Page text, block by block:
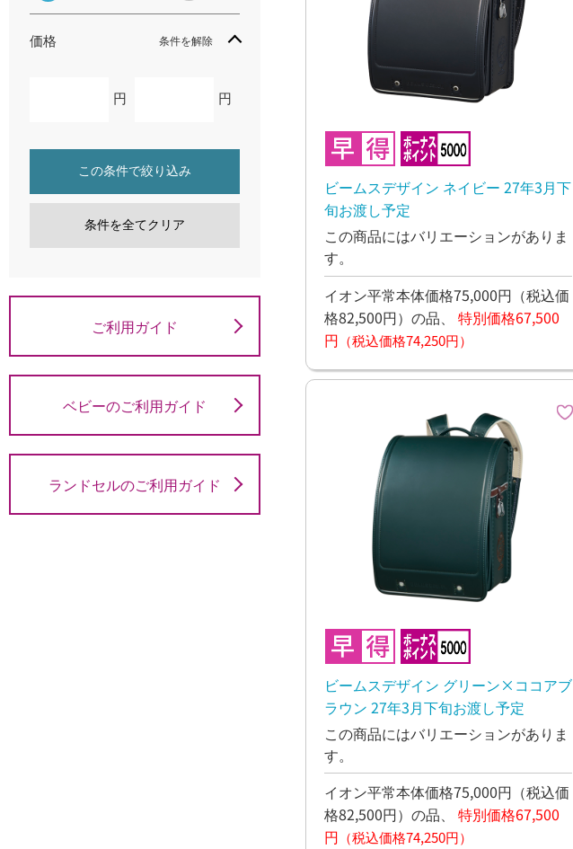
価格 条件を解除
円 円
この条件で絞り込み
条件を全てクリア
ご利用ガイド
ベビーのご利用ガイド
ランドセルのご利用ガイド
ビームスデザイン ネイビー 27年3月下
旬お渡し予定
この商品にはバリエーションがありま
す。
イオン平常本体価格75,000円 （税込価
格82,500円） の品、 特別価格67,500
円 （税込価格74,250円）
ビームスデザイン グリーン×ココアブ
ラウン 27年3月下旬お渡し予定
この商品にはバリエーションがありま
す。
イオン平常本体価格75,000円 （税込価
格82,500円） の品、 特別価格67,500
円 （税込価格74,250円）